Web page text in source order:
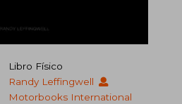
Libro Físico
Randy Leffingwell
Motorbooks International